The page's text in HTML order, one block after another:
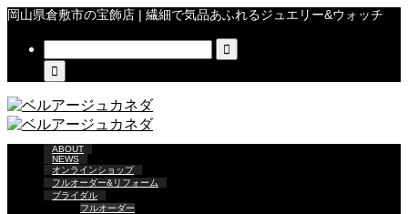
岡山県倉敷市の宝飾店 | 繊細で気品あふれるジュエリー&ウォッチ


ABOUT
NEWS
オンラインショップ
フルオーダー&リフォーム
ブライダル
フルオーダー